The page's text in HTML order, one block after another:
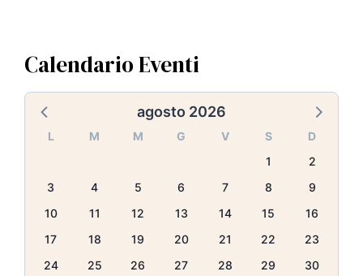
Calendario Eventi
agosto 2026
L M M G V S
D
1
2
3
4 5 6 7 8
9
10
11 12 13 14 15
16
17
18 19 20 21 22
23
24
25 26 27 28 29
30